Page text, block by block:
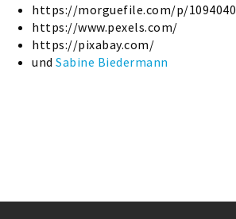
https://morguefile.com/p/1094040
https://www.pexels.com/
https://pixabay.com/
und Sabine Biedermann